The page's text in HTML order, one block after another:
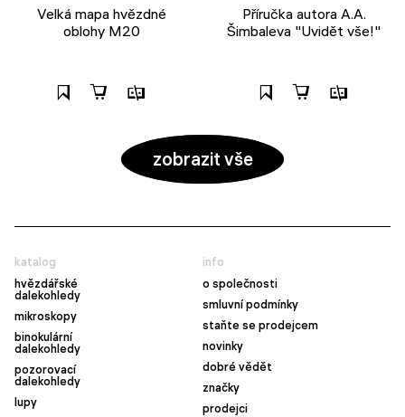
Velká mapa hvězdné
oblohy M20
Příručka autora A.A.
Šimbaleva "Uvidět vše!"
zobrazit vše
katalog
hvězdářské
dalekohledy
mikroskopy
binokulární
dalekohledy
pozorovací
dalekohledy
lupy
info
o společnosti
smluvní podmínky
staňte se prodejcem
novinky
dobré vědět
značky
prodejci